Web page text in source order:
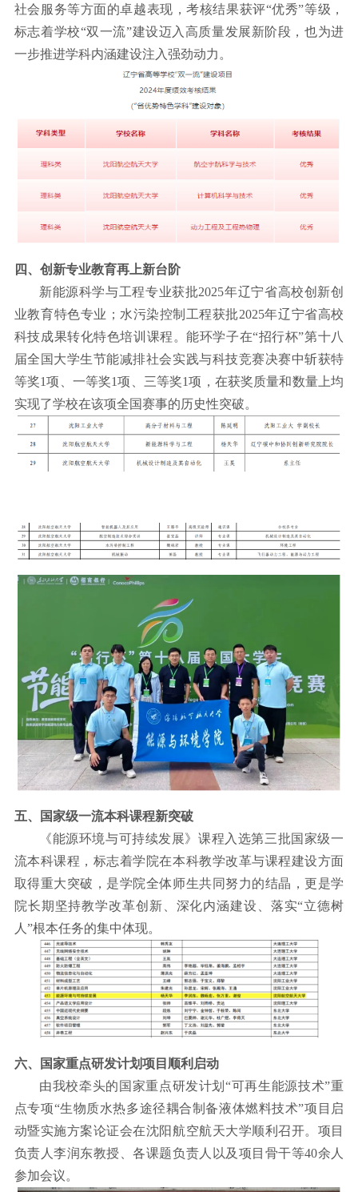
社会服务等方面的卓越表现，考核结果获评“优秀”等级，
标志着学校“双一流”建设迈入高质量发展新阶段，也为进
一步推进学科内涵建设注入强劲动力。
四、创新专业教育再上新台阶
新能源科学与工程专业获批2025年辽宁省高校创新创
业教育特色专业；水污染控制工程获批2025年辽宁省高校
科技成果转化特色培训课程。能环学子在“招行杯”第十八
届全国大学生节能减排社会实践与科技竞赛决赛中斩获特
等奖1项、一等奖1项、三等奖1项，在获奖质量和数量上均
实现了学校在该项全国赛事的历史性突破。
五、国家级一流本科课程新突破
《能源环境与可持续发展》课程入选第三批国家级一
流本科课程，标志着学院在本科教学改革与课程建设方面
取得重大突破，是学院全体师生共同努力的结晶，更是学
院长期坚持教学改革创新、深化内涵建设、落实“立德树
人”根本任务的集中体现。
六、国家重点研发计划项目顺利启动
由我校牵头的国家重点研发计划“可再生能源技术”重
点专项“生物质水热多途径耦合制备液体燃料技术”项目启
动暨实施方案论证会在沈阳航空航天大学顺利召开。项目
负责人李润东教授、各课题负责人以及项目骨干等40余人
参加会议。